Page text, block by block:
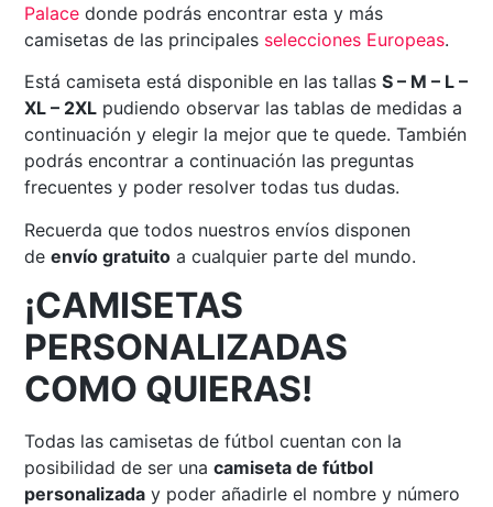
Palace donde podrás encontrar esta y más
camisetas de las principales selecciones Europeas.
Está camiseta está disponible en las tallasS – M – L –
XL – 2XL pudiendo observar las tablas de medidas a
continuación y elegir la mejor que te quede. También
podrás encontrar a continuación las preguntas
frecuentes y poder resolver todas tus dudas.
Recuerda que todos nuestros envíos disponen
deenvío gratuito a cualquier parte del mundo.
¡CAMISETAS
PERSONALIZADAS
COMO QUIERAS!
Todas las camisetas de fútbol cuentan con la
posibilidad de ser unacamiseta de fútbol
personalizada y poder añadirle el nombre y número